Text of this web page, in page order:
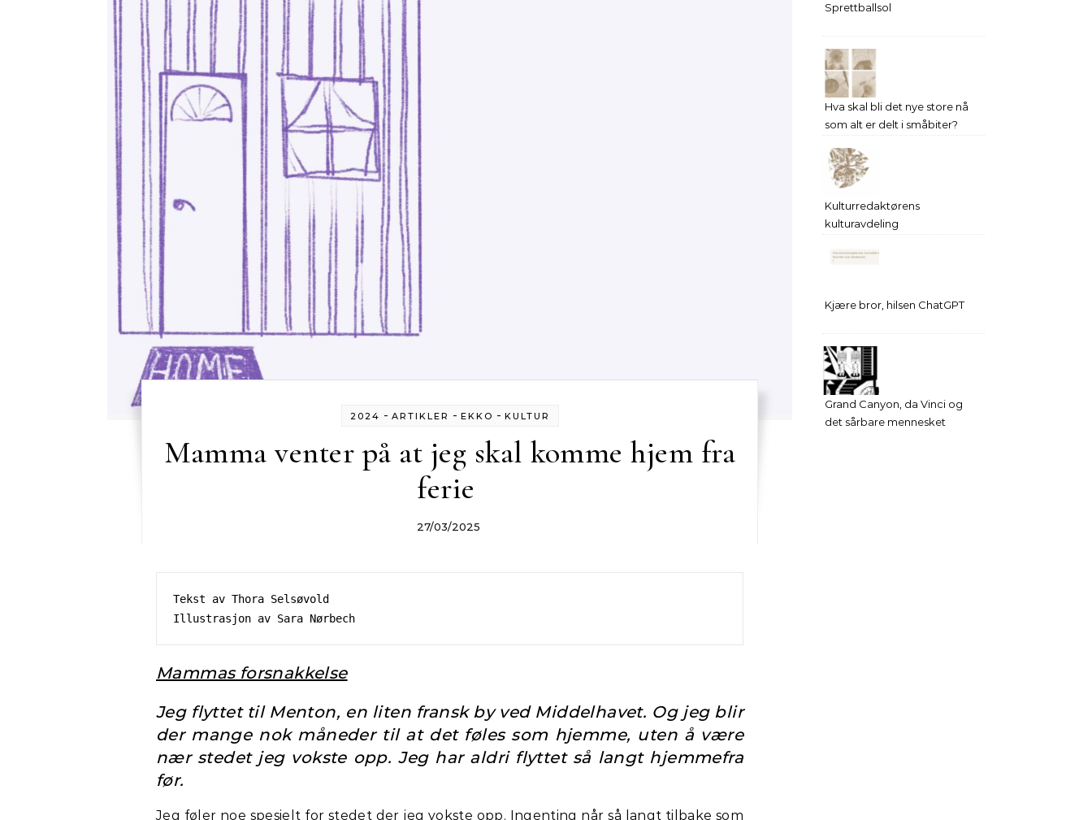
2024 - ARTIKLER - EKKO - KULTUR
Mamma venter på at jeg skal komme hjem fra
ferie
27/03/2025
Tekst av Thora Selsøvold
Illustrasjon av Sara Nørbech
Mammas forsnakkelse
Jeg flyttet til Menton, en liten fransk by ved Middelhavet. Og jeg blir
der mange nok måneder til at det føles som hjemme, uten å være
nær stedet jeg vokste opp. Jeg har aldri flyttet så langt hjemmefra
før.
Jeg føler noe spesielt for stedet der jeg vokste opp. Ingenting når så langt tilbake som
Sprettballsol
Hva skal bli det nye store nå
som alt er delt i småbiter?
Kulturredaktørens
kulturavdeling
Kjære bror, hilsen ChatGPT
Grand Canyon, da Vinci og
det sårbare mennesket